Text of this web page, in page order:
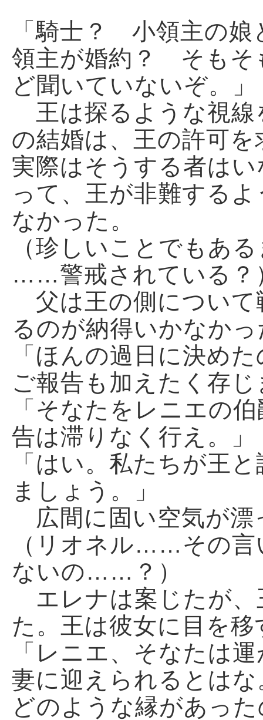
「騎士？ 小領主の娘
領主が婚約？ そもそ
ど聞いていないぞ。」
王は探るような視線
の結婚は、王の許可
実際はそうする者は
って、王が非難する
なかった。
（珍しいことでもあ
……警戒されている？
父は王の側について
るのが納得いかなか
「ほんの過日に決め
ご報告も加えたく存
「そなたをレニエの
告は滞りなく行え。」
「はい。私たちが王
ましょう。」
広間に固い空気が漂
（リオネル……その言
ないの……？）
エレナは案じたが、
た。王は彼女に目を移
「レニエ、そなたは
妻に迎えられるとは
どのような縁があっ